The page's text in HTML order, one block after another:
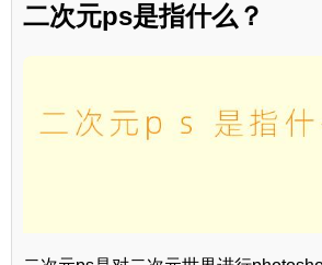
二次元ps是指什么？